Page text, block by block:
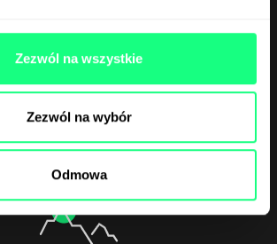
Zezwól na wszystkie
Zezwól na wybór
Odmowa
świadomości
marki i pomaga zakotwiczyć ją w
konsumentów.